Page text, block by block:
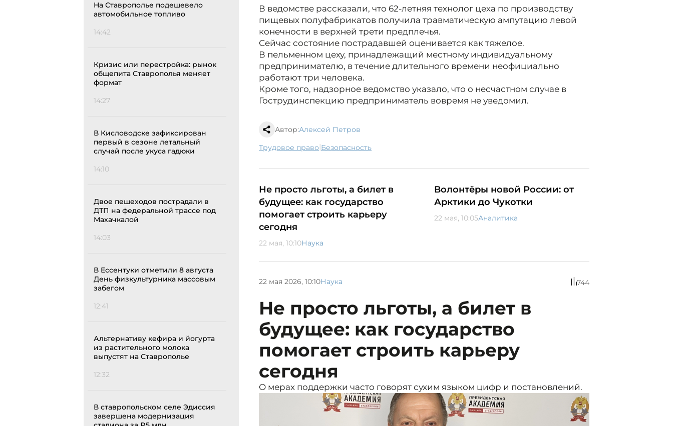
На Ставрополье подешевело
автомобильное топливо
14:42
Кризис или перестройка: рынок
общепита Ставрополья меняет
формат
14:27
В Кисловодске зафиксирован
первый в сезоне летальный
случай после укуса гадюки
14:10
Двое пешеходов пострадали в
ДТП на федеральной трассе под
Махачкалой
14:03
В Ессентуки отметили 8 августа
День физкультурника массовым
забегом
12:41
Альтернативу кефира и йогурта
из растительного молока
выпустят на Ставрополье
12:32
В ставропольском селе Эдиссия
завершена модернизация
В ведомстве рассказали, что 62-летняя технолог цеха по производству
пищевых полуфабрикатов получила травматическую ампутацию левой
конечности в верхней трети предплечья.
Сейчас состояние пострадавшей оценивается как тяжелое.
В пельменном цеху, принадлежащий местному индивидуальному
предпринимателю, в течение длительного времени неофициально
работают три человека.
Кроме того, надзорное ведомство указало, что о несчастном случае в
Гострудинспекцию предприниматель вовремя не уведомил.
Автор:Алексей Петров
трудовое право| безопасность
Не просто льготы, а билет в
будущее: как государство
помогает строить карьеру
сегодня
22 мая, 10:10Наука
Волонтёры новой России: от
Арктики до Чукотки
22 мая, 10:05Аналитика
22 мая 2026, 10:10Наука 744
Не просто льготы, а билет в
будущее: как государство
помогает строить карьеру
сегодня
О мерах поддержки часто говорят сухим языком цифр и постановлений.